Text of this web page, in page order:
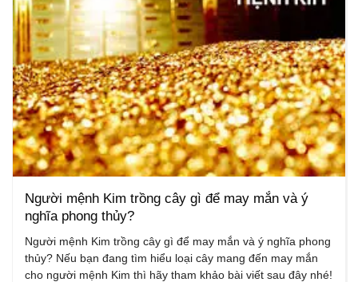
Người mệnh Kim trồng cây gì để may mắn và ý
nghĩa phong thủy?
Người mệnh Kim trồng cây gì để may mắn và ý nghĩa phong
thủy? Nếu bạn đang tìm hiểu loại cây mang đến may mắn
cho người mệnh Kim thì hãy tham khảo bài viết sau đây nhé!